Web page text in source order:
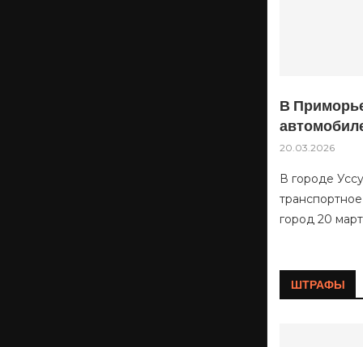
В
20.03.2026
В городе
город 20
ШТРАФЫ